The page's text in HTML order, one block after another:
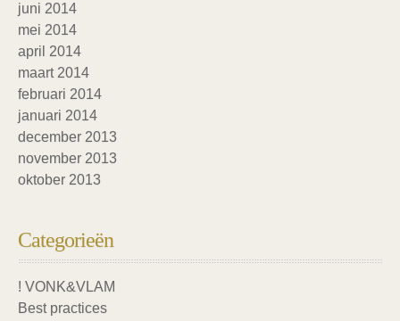
juni 2014
mei 2014
april 2014
maart 2014
februari 2014
januari 2014
december 2013
november 2013
oktober 2013
Categorieën
! VONK&VLAM
Best practices